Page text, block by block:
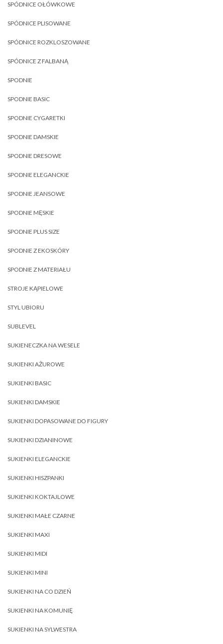
SPÓDNICE OŁÓWKOWE
SPÓDNICE PLISOWANE
SPÓDNICE ROZKLOSZOWANE
SPÓDNICE Z FALBANĄ
SPODNIE
SPODNIE BASIC
SPODNIE CYGARETKI
SPODNIE DAMSKIE
SPODNIE DRESOWE
SPODNIE ELEGANCKIE
SPODNIE JEANSOWE
SPODNIE MĘSKIE
SPODNIE PLUS SIZE
SPODNIE Z EKOSKÓRY
SPODNIE Z MATERIAŁU
STROJE KĄPIELOWE
STYL UBIORU
SUBLEVEL
SUKIENECZKA NA WESELE
SUKIENKI AŻUROWE
SUKIENKI BASIC
SUKIENKI DAMSKIE
SUKIENKI DOPASOWANE DO FIGURY
SUKIENKI DZIANINOWE
SUKIENKI ELEGANCKIE
SUKIENKI HISZPANKI
SUKIENKI KOKTAJLOWE
SUKIENKI MAŁE CZARNE
SUKIENKI MAXI
SUKIENKI MIDI
SUKIENKI MINI
SUKIENKI NA CO DZIEŃ
SUKIENKI NA KOMUNIĘ
SUKIENKI NA SYLWESTRA